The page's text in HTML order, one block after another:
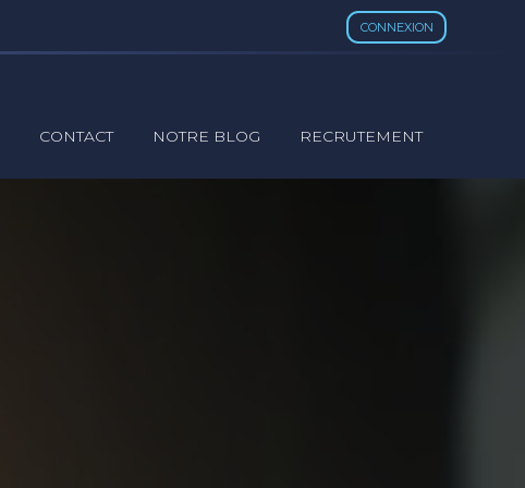
CONNEXION
CONTACT NOTRE BLOG RECRUTEMENT